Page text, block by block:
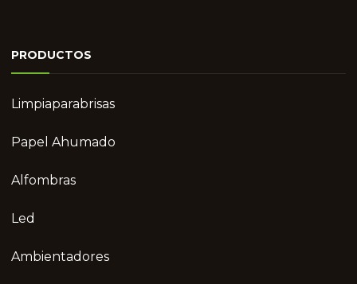
PRODUCTOS
Limpiaparabrisas
Papel Ahumado
Alfombras
Led
Ambientadores